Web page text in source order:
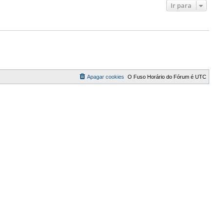
Ir para
O Fuso Horário do Fórum é UTC
Apagar cookies